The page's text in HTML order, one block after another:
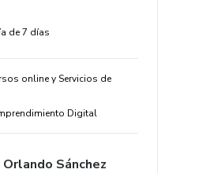
de 7 días
online y Servicios de
Digital
Orlando Sánchez